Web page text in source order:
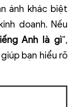
ánh khác biệt
doanh. Nếu
Anh là gì”,
bạn hiểu rõ